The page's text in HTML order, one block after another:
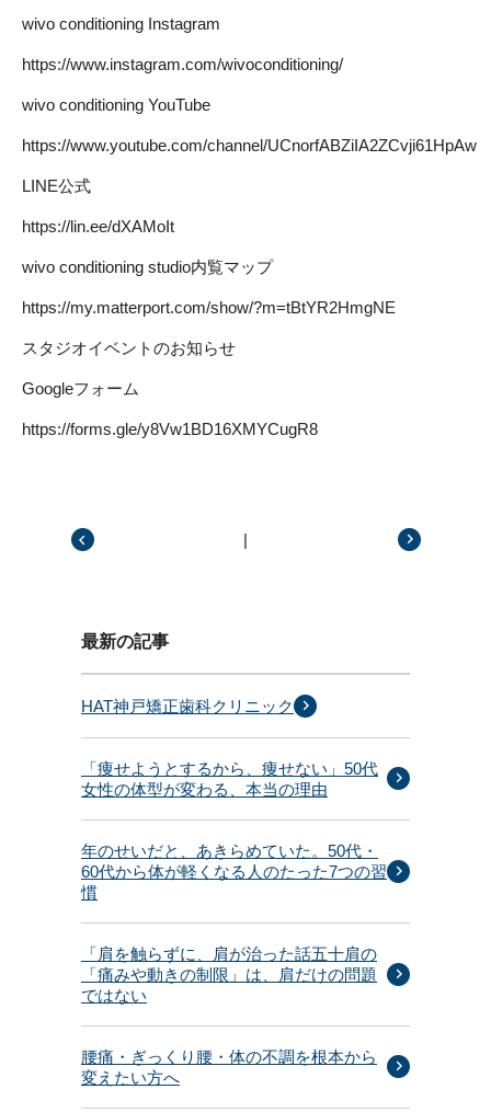
wivo conditioning Instagram
https://www.instagram.com/wivoconditioning/
wivo conditioning YouTube
https://www.youtube.com/channel/UCnorfABZiIA2ZCvji61HpAw
LINE公式
https://lin.ee/dXAMoIt
wivo conditioning studio内覧マップ
https://my.matterport.com/show/?m=tBtYR2HmgNE
スタジオイベントのお知らせ
Googleフォーム
https://forms.gle/y8Vw1BD16XMYCugR8
|
最新の記事
HAT神戸矯正歯科クリニック
「痩せようとするから、痩せない」50代
女性の体型が変わる、本当の理由
年のせいだと、あきらめていた。50代・
60代から体が軽くなる人のたった7つの習
慣
「肩を触らずに、肩が治った話五十肩の
「痛みや動きの制限」は、肩だけの問題
ではない
腰痛・ぎっくり腰・体の不調を根本から
変えたい方へ